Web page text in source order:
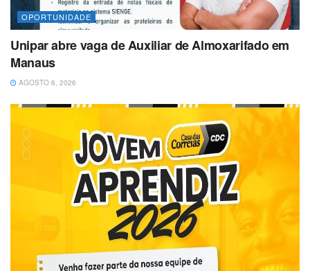
OPORTUNIDADE
Unipar abre vaga de Auxiliar de Almoxarifado em
Manaus
AGOSTO 6, 2026